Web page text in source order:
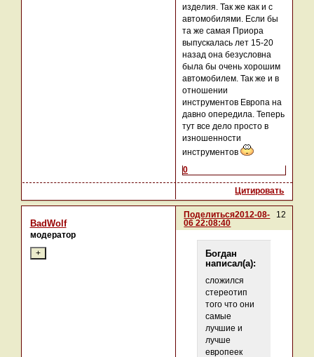
изделия. Так же как и с
автомобилями. Если бы
та же самая Приора
выпускалась лет 15-20
назад она безусловна
была бы очень хорошим
автомобилем. Так же и в
отношении
инструментов Европа на
давно опередила. Теперь
тут все дело просто в
изношенности
инструментов
0
Цитировать
Поделиться 12
2012-08-
06 22:08:40
BadWolf
модератор
Богдан
написал(а):
сложился
стереотип
того что они
самые
лучшие и
лучше
европеек